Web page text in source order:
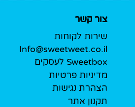
צור קשר
שירות לקוחות
Info@sweetweet.co.il
Sweetbox לעסקים
מדיניות פרטיות
הצהרת נגישות
תקנון אתר